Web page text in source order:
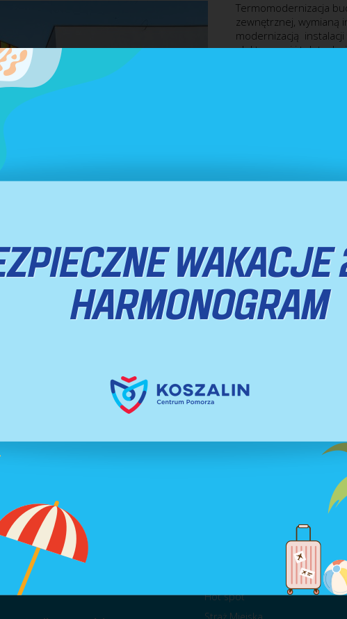
Termomodernizacja
zewnętrznej, wymianą
modernizacją
elektrycznej i
Wykonawca: P.B.U.
pracy Urzędu Miejskiego:
8.00 – 16.00
czwartek i piątek: 7.15 – 15.15
przyjmowania klientów:
8.00 – 16.00
czwartek i piątek: 8.00 – 14.30
Hot spot